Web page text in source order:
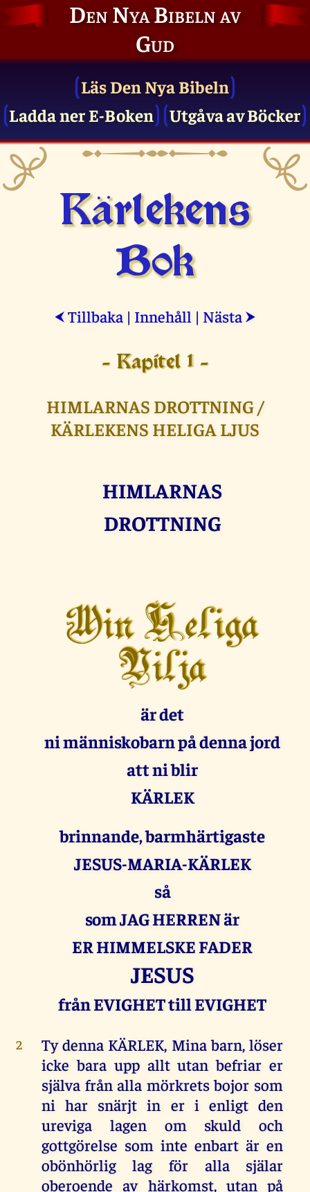
Den Nya Bibeln av
Gud
Läs Den Nya Bibeln
Ladda ner E-Boken
Utgåva av Böcker
Kärlekens
Bok
⮜ Tillbaka | Innehåll | Nästa ⮞
- Kapitel 1 -
HIMLARNAS DROTTNING /
KÄRLEKENS HELIGA LJUS
HIMLARNAS
DROTTNING
Min Heliga
Vilja
är det
ni människobarn på denna jord
att ni blir
KÄRLEK
brinnande, barmhärtigaste
JESUS-MARIA-KÄRLEK
så
som JAG HERREN är
ER HIMMELSKE FADER
JESUS
från EVIGHET till EVIGHET
2
Ty denna KÄRLEK, Mina barn, löser
icke bara upp allt utan befriar er
själva från alla mörkrets bojor som
ni har snärjt in er i enligt den
ureviga lagen om skuld och
gottgörelse som inte enbart är en
obönhörlig lag för alla själar
oberoende av härkomst, utan på